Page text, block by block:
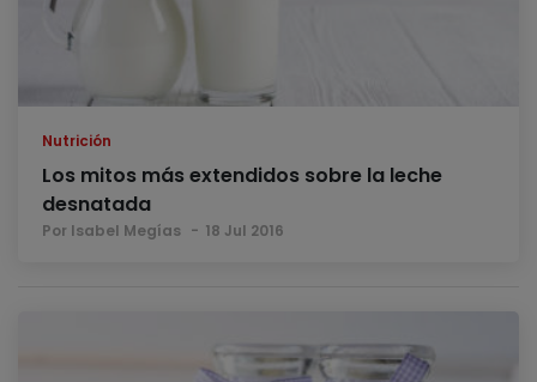
Nutrición
Los mitos más extendidos sobre la leche
desnatada
Por Isabel Megías 18 Jul 2016